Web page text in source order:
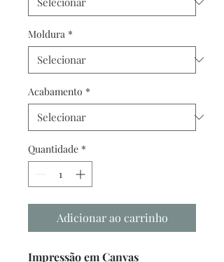
Moldura *
Acabamento *
Quantidade *
Adicionar ao carrinho
Impressão em Canvas